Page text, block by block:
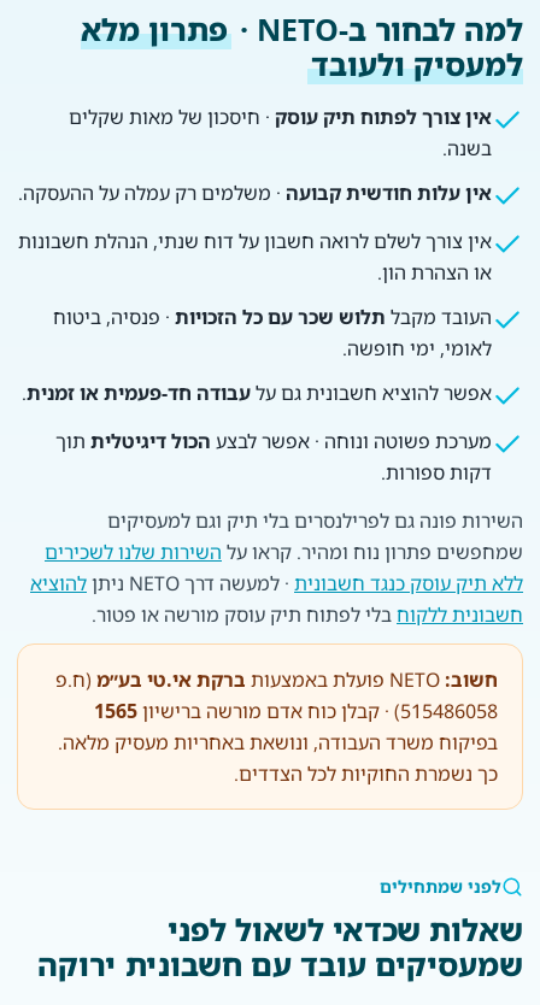
למה לבחור ב-NETO ·
פתרון מלא
למעסיק ולעובד
אין צורך לפתוח תיק עוסק · חיסכון של מאות שקלים
בשנה.
אין עלות חודשית קבועה · משלמים רק עמלה על ההעסקה.
אין צורך לשלם לרואה חשבון על דוח שנתי, הנהלת חשבונות
או הצהרת הון.
העובד מקבל תלוש שכר עם כל הזכויות · פנסיה, ביטוח
לאומי, ימי חופשה.
אפשר להוציא חשבונית גם עלעבודה חד-פעמית או זמנית.
מערכת פשוטה ונוחה · אפשר לבצע הכול דיגיטלית תוך
דקות ספורות.
השירות פונה גם לפרילנסרים בלי תיק וגם למעסיקים
שמחפשים פתרון נוח ומהיר. קראו על השירות שלנו לשכירים
ללא תיק עוסק כנגד חשבונית · למעשה דרך NETO ניתן
להוציא
חשבונית ללקוחבלי לפתוח תיק עוסק מורשה או פטור.
חשוב: ברקת אי.טי בע״מ (ח.פ
515486058) · קבלן כוח אדם מורשה ברישיון
1565
בפיקוח משרד העבודה, ונושאת באחריות מעסיק מלאה.
כך נשמרת החוקיות לכל הצדדים.
לפני שמתחילים
שאלות שכדאי לשאול לפני
שמעסיקים עובד עם חשבונית ירוקה